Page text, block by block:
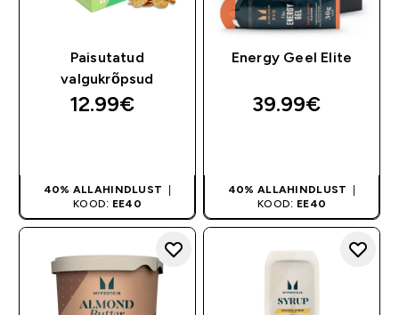
Paisutatud
valgukrõpsud
12.99€‎
40% ALLAHINDLUST
|
KOOD: EE40
Energy Geel Elite
39.99€‎
40% ALLAHINDLUST
|
KOOD: EE40